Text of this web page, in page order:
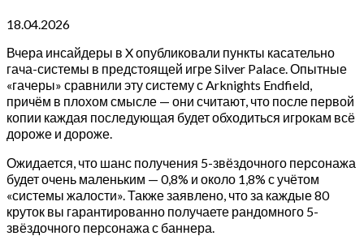
18.04.2026
Вчера инсайдеры в X опубликовали пункты касательно
гача-системы в предстоящей игре Silver Palace. Опытные
«гачеры» сравнили эту систему с Arknights Endfield,
причём в плохом смысле — они считают, что после первой
копии каждая последующая будет обходиться игрокам всё
дороже и дороже.
Ожидается, что шанс получения 5-звёздочного персонажа
будет очень маленьким — 0,8% и около 1,8% с учётом
«системы жалости». Также заявлено, что за каждые 80
круток вы гарантированно получаете рандомного 5-
звёздочного персонажа с баннера.